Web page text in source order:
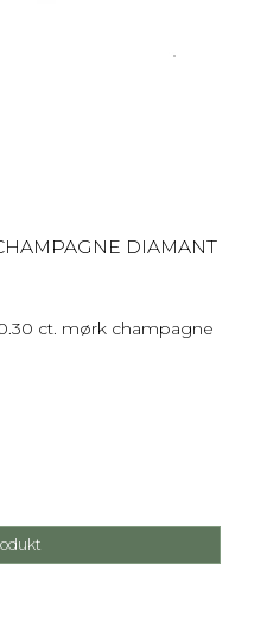
DIAMANT
ct. mørk champagne